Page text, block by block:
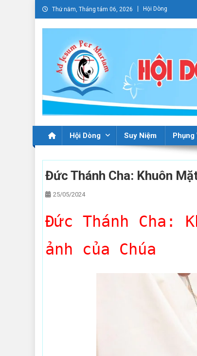
Skip
to
content
Thứ năm, Tháng tám 06, 2026 Hội Dòng
Hội Dòng Suy Niệm Phụng
Đức Thánh Cha: Khuôn
25/05/2024
Đức Thánh Cha:
ảnh của Chúa